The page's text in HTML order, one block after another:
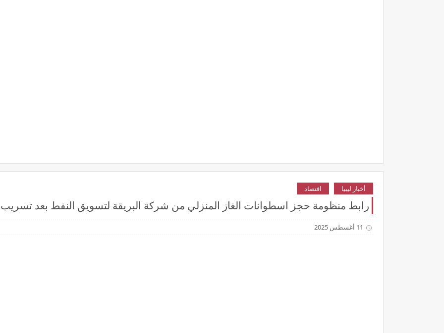
أخبار ليبيا اقتصاد
رابط منظومة حجز اسطوانات الغاز المنزلي من شركة البريقة لتسويق النفط بعد
11 أغسطس 2025